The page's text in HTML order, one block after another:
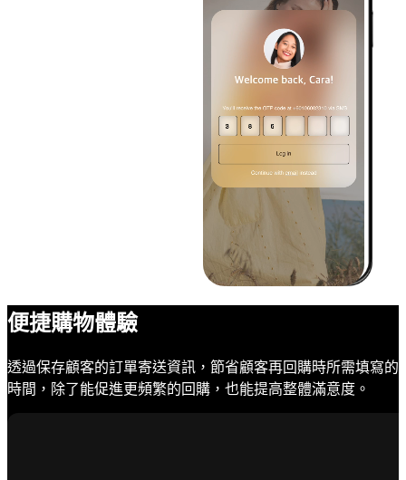
便捷購物體驗
透過保存顧客的訂單寄送資訊，節省顧客再回購時所需填寫的
時間，除了能促進更頻繁的回購，也能提高整體滿意度。